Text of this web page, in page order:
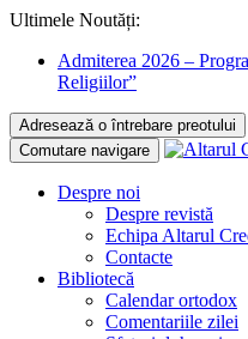
Ultimele Noutăți:
Admiterea 2026 –
Religiilor”
Adresează o întrebare preotului
Comutare navigare
Despre noi
Despre revistă
Echipa Altarul
Contacte
Bibliotecă
Calendar ortodox
Comentariile zilei